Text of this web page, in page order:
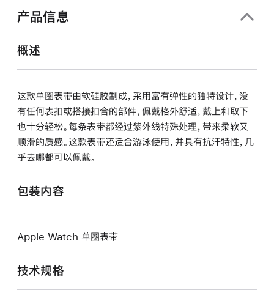
产品信息
概述
这款单圈表带由软硅胶制成，采用富有弹性的独特设计，没
有任何表扣或搭接扣合的部件，佩戴格外舒适，戴上和取下
也十分轻松。每条表带都经过紫外线特殊处理，带来柔软又
顺滑的质感。这款表带还适合游泳使用，并具有抗汗特性，几
乎去哪都可以佩戴。
包装内容
Apple Watch 单圈表带
技术规格